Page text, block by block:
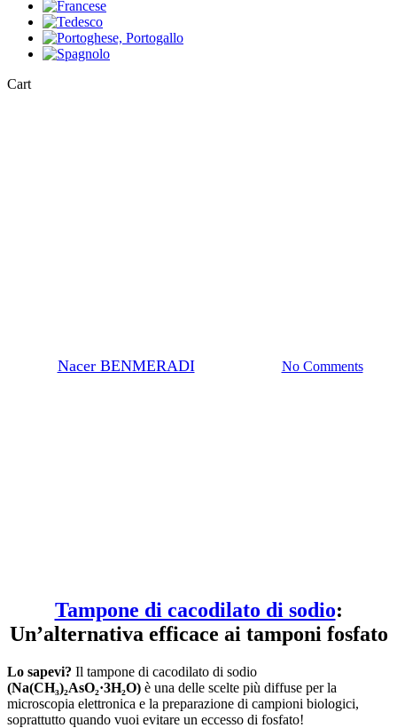
CartClose
Nacer BENMERADI22 Luglio 2024 No Comments
Tampone di cacodilato di sodio:
Un’alternativa efficace ai tamponi fosfato
Lo sapevi? Il tampone di cacodilato di sodio
(Na(CH₃)₂AsO₂·3H₂O) è una delle scelte più diffuse per la
microscopia elettronica e la preparazione di campioni biologici,
soprattutto quando vuoi evitare un eccesso di fosfato!